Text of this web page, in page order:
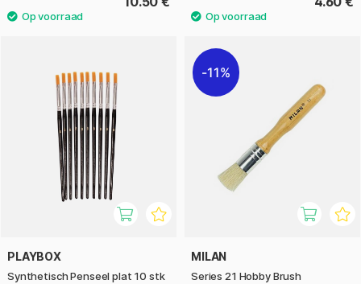
PLAYBOX
Synthetisch Penseel plat 10 stk
11%
MILAN
Series 21 Hobby Brush